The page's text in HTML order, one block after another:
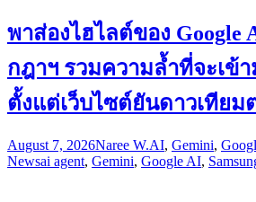
พาส่องไฮไลต์ของ Google
กฎาฯ รวมความล้ำที่จะเข้
ตั้งแต่เว็บไซต์ยันดาวเทียม
August 7, 2026Naree W.AI, Gemini,
Newsai agent, Gemini, Google AI,